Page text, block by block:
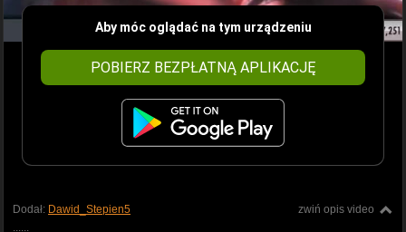
Aby móc oglądać na tym urządzeniu
POBIERZ BEZPŁATNĄ APLIKACJĘ
zwiń opis video
Dodał: Dawid_Stepien5